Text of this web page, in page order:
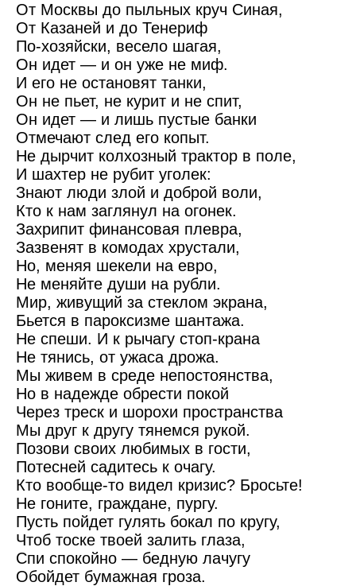
От Москвы до пыльных круч Синая,
От Казаней и до Тенериф
По-хозяйски, весело шагая,
Он идет — и он уже не миф.
И его не остановят танки,
Он не пьет, не курит и не спит,
Он идет — и лишь пустые банки
Отмечают след его копыт.
Не дырчит колхозный трактор в поле,
И шахтер не рубит уголек:
Знают люди злой и доброй воли,
Кто к нам заглянул на огонек.
Захрипит финансовая плевра,
Зазвенят в комодах хрустали,
Но, меняя шекели на евро,
Не меняйте души на рубли.
Мир, живущий за стеклом экрана,
Бьется в пароксизме шантажа.
Не спеши. И к рычагу стоп-крана
Не тянись, от ужаса дрожа.
Мы живем в среде непостоянства,
Но в надежде обрести покой
Через треск и шорохи пространства
Мы друг к другу тянемся рукой.
Позови своих любимых в гости,
Потесней садитесь к очагу.
Кто вообще-то видел кризис? Бросьте!
Не гоните, граждане, пургу.
Пусть пойдет гулять бокал по кругу,
Чтоб тоске твоей залить глаза,
Спи спокойно — бедную лачугу
Обойдет бумажная гроза.